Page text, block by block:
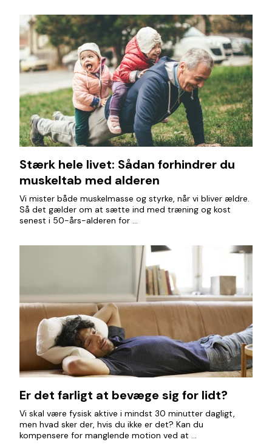
Stærk hele livet: Sådan forhindrer du
muskeltab med alderen
Vi mister både muskelmasse og styrke, når vi bliver ældre.
Så det gælder om at sætte ind med træning og kost
senest i 50-års-alderen for ...
Er det farligt at bevæge sig for lidt?
Vi skal være fysisk aktive i mindst 30 minutter dagligt,
men hvad sker der, hvis du ikke er det? Kan du
kompensere for manglende motion ved at ...